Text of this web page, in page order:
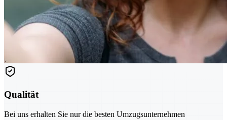
Qualität
Bei uns erhalten Sie nur die besten Umzugsunternehmen